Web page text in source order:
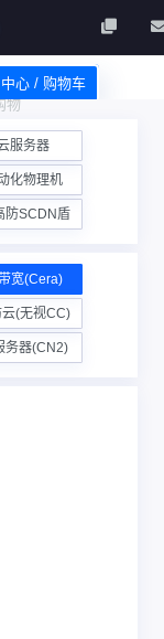
物
心 / 购物车
服务条款
服务器
化物理机
防SCDN盾
宽(Cera)
(无视CC)
务器(CN2)